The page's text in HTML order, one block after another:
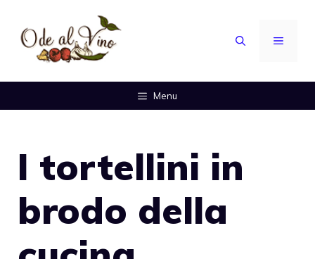
contenuto
MENU
Menu
I tortellini in
brodo della